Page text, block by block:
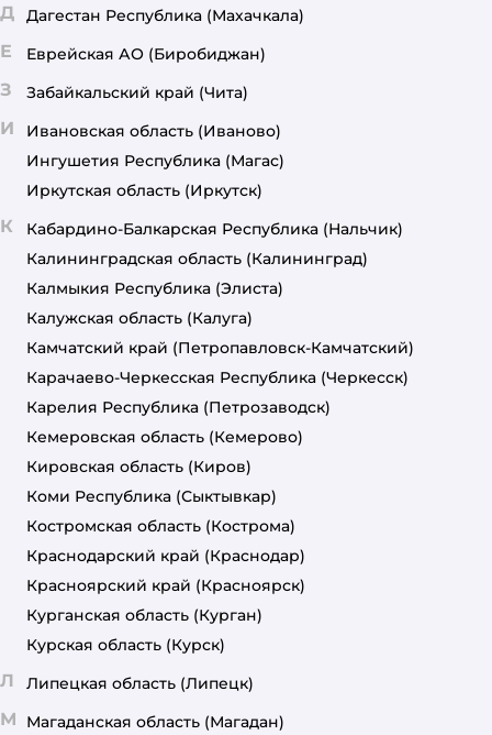
Д Дагестан Республика (Махачкала)
Е Еврейская АО (Биробиджан)
З Забайкальский край (Чита)
И Ивановская область (Иваново)
Ингушетия Республика (Магас)
Иркутская область (Иркутск)
К Кабардино-Балкарская Республика (Нальчик)
Калининградская область (Калининград)
Калмыкия Республика (Элиста)
Калужская область (Калуга)
Камчатский край (Петропавловск-Камчатский)
Карачаево-Черкесская Республика (Черкесск)
Карелия Республика (Петрозаводск)
Кемеровская область (Кемерово)
Кировская область (Киров)
Коми Республика (Сыктывкар)
Костромская область (Кострома)
Краснодарский край (Краснодар)
Красноярский край (Красноярск)
Курганская область (Курган)
Курская область (Курск)
Л Липецкая область (Липецк)
М Магаданская область (Магадан)